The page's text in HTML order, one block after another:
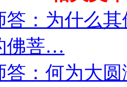
答：为什么
佛菩…
答：何为大圆